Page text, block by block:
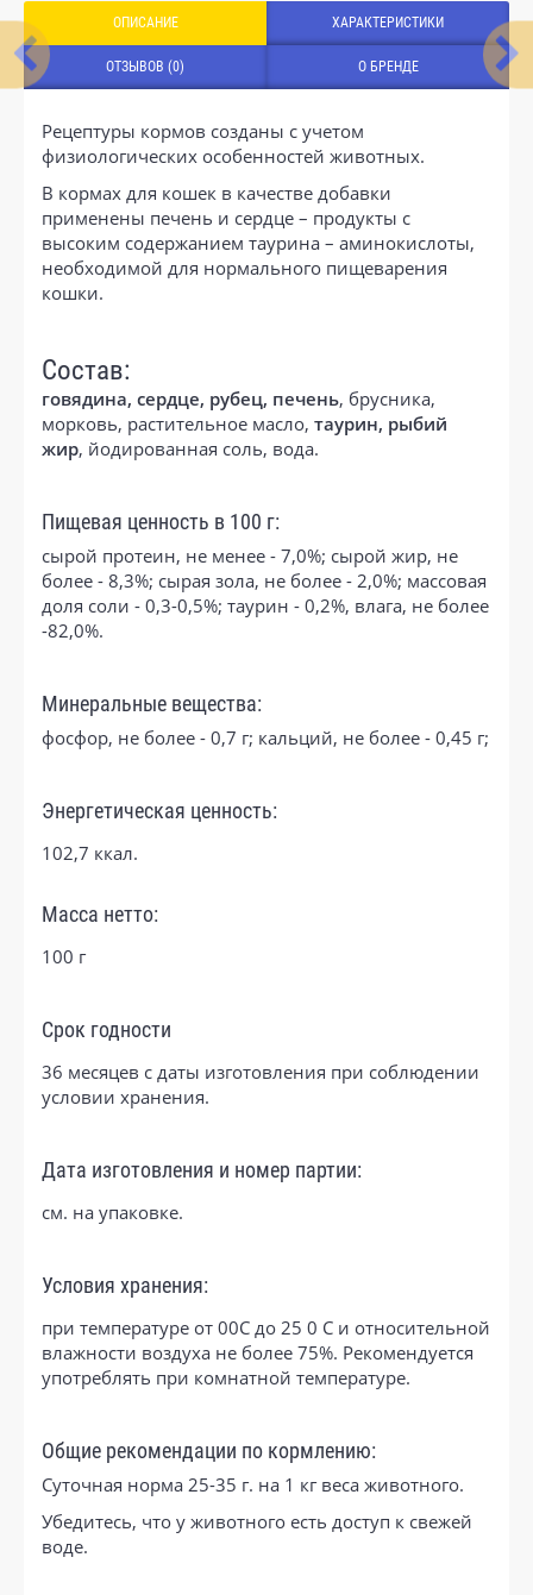
ОПИСАНИЕ ХАРАКТЕРИСТИКИ
ОТЗЫВОВ (0) О БРЕНДЕ
Рецептуры кормов созданы с учетом
физиологических особенностей животных.
В кормах для кошек в качестве добавки
применены печень и сердце – продукты с
высоким содержанием таурина – аминокислоты,
необходимой для нормального пищеварения
кошки.
Состав:
говядина, сердце, рубец, печень, брусника,
морковь, растительное масло, таурин, рыбий
жир, йодированная соль, вода.
Пищевая ценность в 100 г:
сырой протеин, не менее - 7,0%; сырой жир, не
более - 8,3%; сырая зола, не более - 2,0%; массовая
доля соли - 0,3-0,5%; таурин - 0,2%, влага, не более
-82,0%.
Минеральные вещества:
фосфор, не более - 0,7 г; кальций, не более - 0,45 г;
Энергетическая ценность:
102,7 ккал.
Масса нетто:
100 г
Срок годности
36 месяцев с даты изготовления при соблюдении
условии хранения.
Дата изготовления и номер партии:
см. на упаковке.
Условия хранения:
при температуре от 00С до 25 0 С и относительной
влажности воздуха не более 75%. Рекомендуется
употреблять при комнатной температуре.
Общие рекомендации по кормлению:
Суточная норма 25-35 г. на 1 кг веса животного.
Убедитесь, что у животного есть доступ к свежей
воде.